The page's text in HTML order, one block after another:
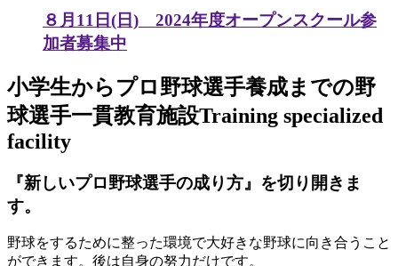
８月11日(日) 2024年度オープンスクール参
加者募集中
小学生からプロ野球選手養成までの野
球選手一貫教育施設Training specialized
facility
『新しいプロ野球選手の成り方』を切り開きま
す。
野球をするために整った環境で大好きな野球に向き合うこと
ができます。後は自身の努力だけです。